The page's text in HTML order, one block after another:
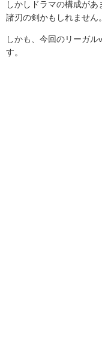
しかしドラマの構成があ
諸刃の剣かもしれません。
しかも、今回のリーガ
す。